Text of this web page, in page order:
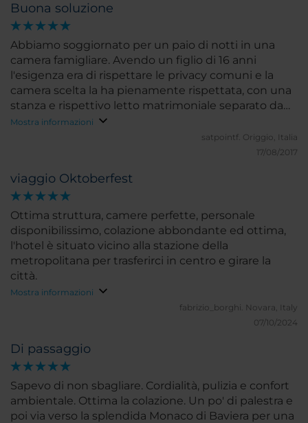
viaggio Oktoberfest
Ottima struttura, camere perfette, personale
disponibilissimo, colazione abbondante ed ottima,
l'hotel è situato vicino alla stazione della
metropolitana per trasferirci in centro e girare la
città.
Mostra informazioni
fabrizio_borghi. Novara, Italy
07/10/2024
Di passaggio
Sapevo di non sbagliare. Cordialità, pulizia e confort
ambientale. Ottima la colazione. Un po' di palestra e
poi via verso la splendida Monaco di Baviera per una
Buona soluzione
Abbiamo soggiornato per un paio di notti in una
camera famigliare. Avendo un figlio di 16 anni
l'esigenza era di rispettare le privacy comuni e la
camera scelta la ha pienamente rispettata, con una
stanza e rispettivo letto matrimoniale separato da
una porta dal resto della camera. Da entrambe era
possible accedere autonomamente al bagno.
Completa un piccolo angolo cottura (lavandino,
balcone. Consigliato,
Mostra informazioni
satpointf. Origgio, Italia
17/08/2017